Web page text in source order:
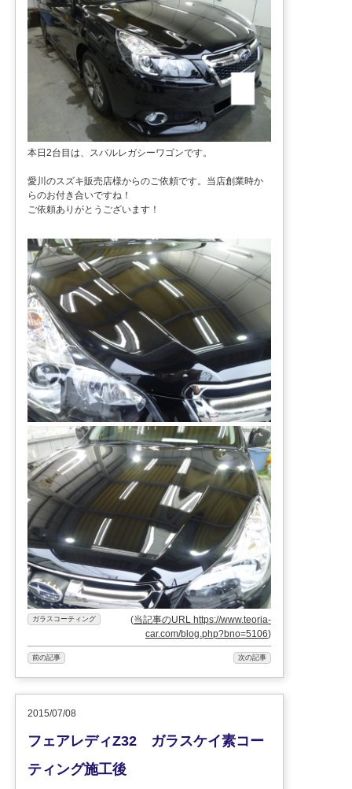
本日2台目は、スバルレガシーワゴンです。
愛川のスズキ販売店様からのご依頼です。当店創業時か
らのお付き合いですね！
ご依頼ありがとうございます！
ガラスコーティング (当記事のURL https://www.teoria-
car.com/blog.php?bno=5106)
前の記事 次の記事
2015/07/08
フェアレディZ32 ガラスケイ素コー
ティング施工後